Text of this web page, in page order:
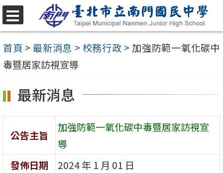
跳
至
主
要
容
選
單
首頁 > 最新消息 > 校務行政 > 加強防範一氧化碳中
毒暨居家訪視宣導
最新消息
公告主旨
加強防範一氧化碳中毒暨居家訪視宣
導
發佈日期
2024 年 1 月 01 日